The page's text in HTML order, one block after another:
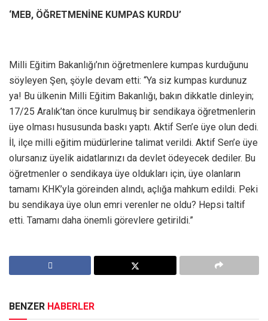
‘MEB, ÖĞRETMENİNE KUMPAS KURDU’
Milli Eğitim Bakanlığı’nın öğretmenlere kumpas kurduğunu
söyleyen Şen, şöyle devam etti: “Ya siz kumpas kurdunuz
ya! Bu ülkenin Milli Eğitim Bakanlığı, bakın dikkatle dinleyin;
17/25 Aralık’tan önce kurulmuş bir sendikaya öğretmenlerin
üye olması hususunda baskı yaptı. Aktif Sen’e üye olun dedi.
İl, ilçe milli eğitim müdürlerine talimat verildi. Aktif Sen’e üye
olursanız üyelik aidatlarınızı da devlet ödeyecek dediler. Bu
öğretmenler o sendikaya üye oldukları için, üye olanların
tamamı KHK’yla göreinden alındı, açlığa mahkum edildi. Peki
bu sendikaya üye olun emri verenler ne oldu? Hepsi taltif
etti. Tamamı daha önemli görevlere getirildi.”
BENZER HABERLER